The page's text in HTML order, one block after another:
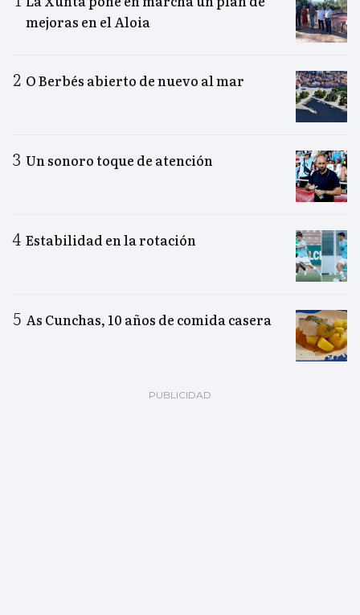
mejoras en el Aloia
O Berbés abierto de nuevo al mar
Un sonoro toque de atención
Estabilidad en la rotación
As Cunchas, 10 años de comida casera